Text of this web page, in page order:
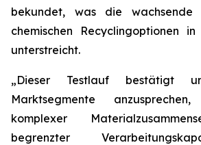
bekundet, was die wachsende
chemischen Recyclingoptionen
unterstreicht.
„Dieser Testlauf bestätigt
Marktsegmente
komplexer
begrenzter